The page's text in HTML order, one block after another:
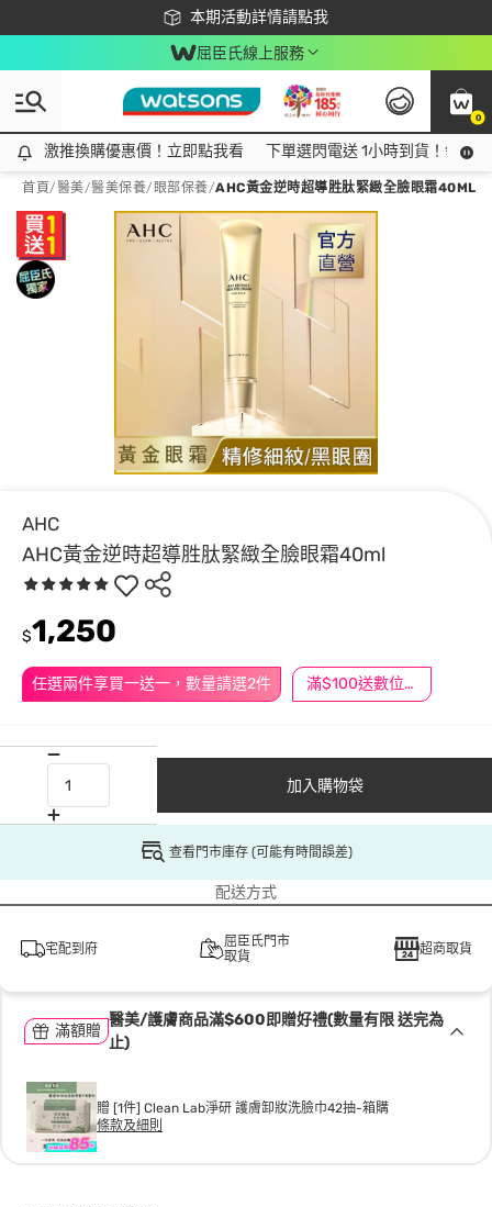
本期活動詳情請點我
下載app最高回饋$350
屈臣氏線上服務
0
激推換購優惠價！立即點我看
激推換購優惠價！立即點我看 下單選閃電送 1小時到貨！領神
首頁/醫美/醫美保養/ 眼部保養/AHC黃金逆時超導胜肽緊緻全臉眼霜40ML
AHC
AHC黃金逆時超導胜肽緊緻全臉眼霜40ml
任選兩件享買一送一，數量請選2件 滿$100送數位印花
$1,250
加入購物袋
查看門市庫存 (可能有時間誤差)
配送方式
宅配到府
屈臣氏門市
取貨
超商取貨
滿額贈
醫美/護膚商品滿$600即贈好禮(數量有限 送完為
止)
贈 [1件] Clean Lab淨研 護膚卸妝洗臉巾42抽-箱購
條款及細則